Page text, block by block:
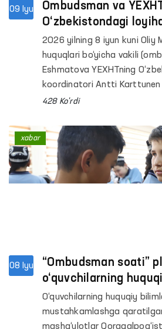
09 Iyu
Ombudsman va
O‘zbekistondagi
o‘rtasidagi hamkorlik
muhokama qilindi
2026 yilning 8 iyun kuni Oliy
huquqlari bo‘yicha vakili
Eshmatova YEXHTning
koordinatori Antti Karttunen
428 Ko'rdi
08 Iyu
“Ombudsman soati”
o‘quvchilarning
oshirilmoqda
O‘quvchilarning huquqiy
mustahkamlashga
mashg‘ulotlar
xabar